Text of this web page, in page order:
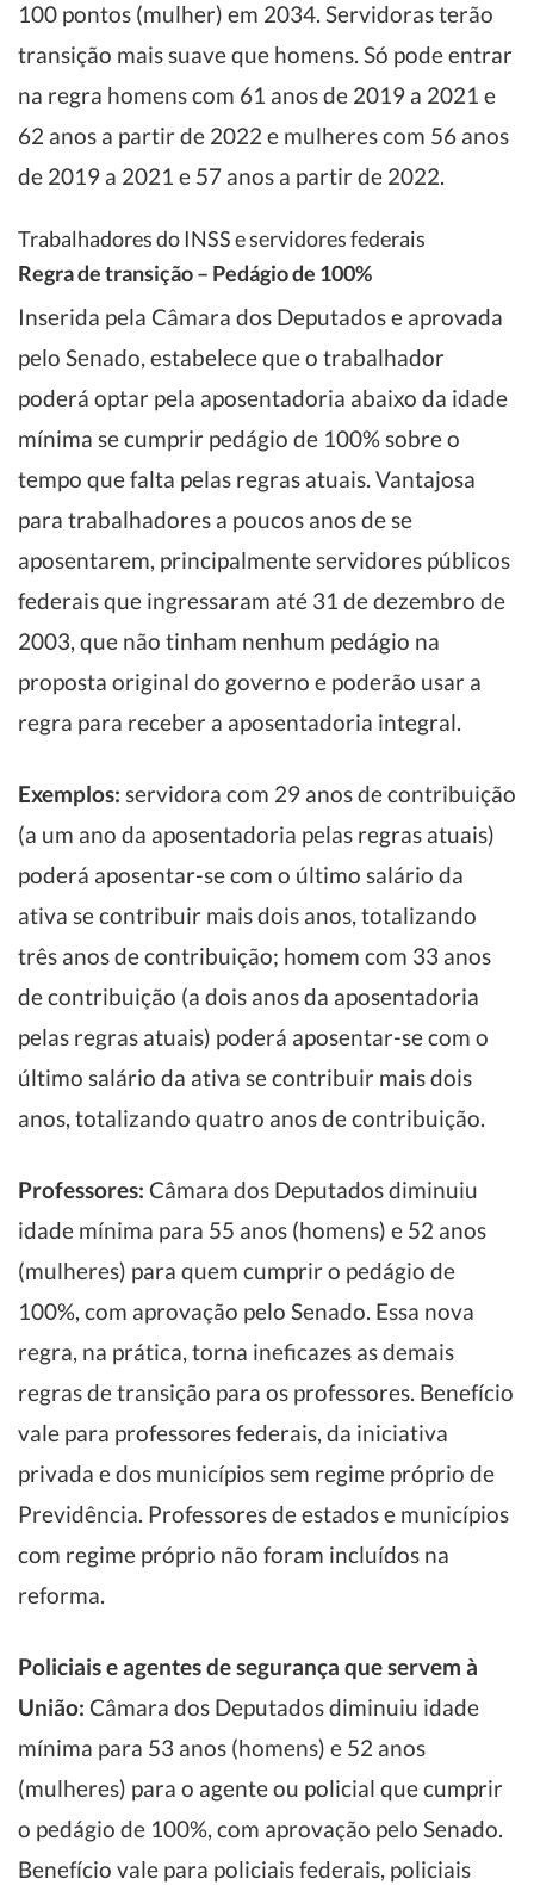
100 pontos (mulher) em 2034. Servidoras terão
transição mais suave que homens. Só pode entrar
na regra homens com 61 anos de 2019 a 2021 e
62 anos a partir de 2022 e mulheres com 56 anos
de 2019 a 2021 e 57 anos a partir de 2022.
Trabalhadores do INSS e servidores federais
Regra de transição – Pedágio de 100%
Inserida pela Câmara dos Deputados e aprovada
pelo Senado, estabelece que o trabalhador
poderá optar pela aposentadoria abaixo da idade
mínima se cumprir pedágio de 100% sobre o
tempo que falta pelas regras atuais. Vantajosa
para trabalhadores a poucos anos de se
aposentarem, principalmente servidores públicos
federais que ingressaram até 31 de dezembro de
2003, que não tinham nenhum pedágio na
proposta original do governo e poderão usar a
regra para receber a aposentadoria integral.
Exemplos: servidora com 29 anos de contribuição
(a um ano da aposentadoria pelas regras atuais)
poderá aposentar-se com o último salário da
ativa se contribuir mais dois anos, totalizando
três anos de contribuição; homem com 33 anos
de contribuição (a dois anos da aposentadoria
pelas regras atuais) poderá aposentar-se com o
último salário da ativa se contribuir mais dois
anos, totalizando quatro anos de contribuição.
Professores: Câmara dos Deputados diminuiu
idade mínima para 55 anos (homens) e 52 anos
(mulheres) para quem cumprir o pedágio de
100%, com aprovação pelo Senado. Essa nova
regra, na prática, torna ineficazes as demais
regras de transição para os professores. Benefício
vale para professores federais, da iniciativa
privada e dos municípios sem regime próprio de
Previdência. Professores de estados e municípios
com regime próprio não foram incluídos na
reforma.
Policiais e agentes de segurança que servem à
União: Câmara dos Deputados diminuiu idade
mínima para 53 anos (homens) e 52 anos
(mulheres) para o agente ou policial que cumprir
o pedágio de 100%, com aprovação pelo Senado.
Benefício vale para policiais federais, policiais